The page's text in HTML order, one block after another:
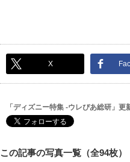
X
「ディズニー特集 -ウレぴあ総研」
この記事の写真一覧（全94枚）